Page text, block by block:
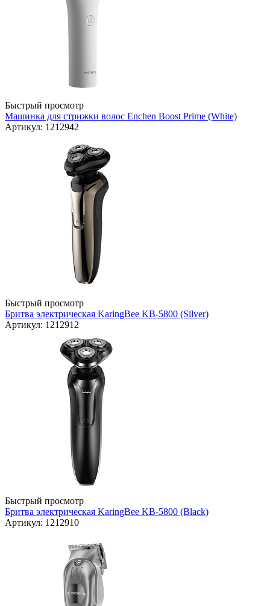
Быстрый просмотр
Машинка для стрижки волос Enchen Boost Prime (White)
Артикул: 1212942
Быстрый просмотр
Бритва электрическая KaringBee KB-5800 (Silver)
Артикул: 1212912
Быстрый просмотр
Бритва электрическая KaringBee KB-5800 (Black)
Артикул: 1212910